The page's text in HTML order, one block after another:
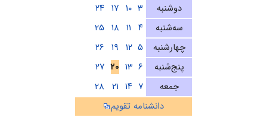
دوشنبه
۳ ۱۰ ۱۷ ۲۴
سه‌شنبه
۴ ۱۱ ۱۸ ۲۵
چهارشنبه
۵ ۱۲ ۱۹ ۲۶
پنج‌شنبه
۶ ۱۳ ۲۰ ۲۷
جمعه
۷ ۱۴ ۲۱ ۲۸
دانشنامه تقویم